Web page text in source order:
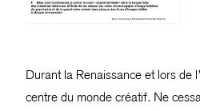
Durant la Renaissance et lors de
centre du monde créatif. Ne